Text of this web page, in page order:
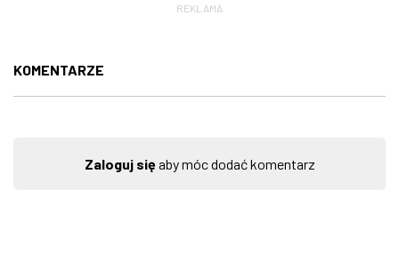
REKLAMA
KOMENTARZE
Zaloguj sięaby móc dodać komentarz